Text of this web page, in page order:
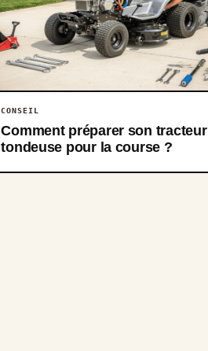
CONSEIL
Comment préparer son tracteur
tondeuse pour la course ?